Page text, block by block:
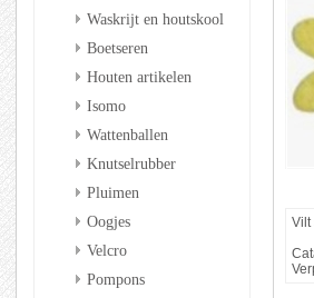
Waskrijt en houtskool
Boetseren
Houten artikelen
Isomo
Wattenballen
Knutselrubber
Pluimen
Oogjes
Velcro
Pompons
Vilt